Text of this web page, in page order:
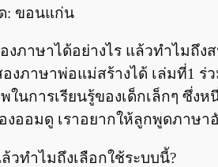
: ขอนแก่น
งภาษาได้อย่างไร แล้วทำไมถึง
องภาษาพ่อแม่สร้างได้ เล่มที่1
ในการเรียนรู้ของเด็กเล็กๆ ซึ่
งออมดู เราอยากให้ลูกพูดภาษ
วทำไมถึงเลือกใช้ระบบนี้?